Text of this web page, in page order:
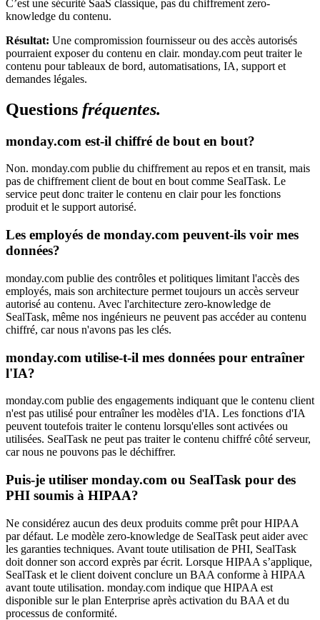
C’est une sécurité SaaS classique, pas du chiffrement zero-
knowledge du contenu.
Résultat: Une compromission fournisseur ou des accès autorisés
pourraient exposer du contenu en clair. monday.com peut traiter le
contenu pour tableaux de bord, automatisations, IA, support et
demandes légales.
Questions fréquentes.
monday.com est-il chiffré de bout en bout?
Non. monday.com publie du chiffrement au repos et en transit, mais
pas de chiffrement client de bout en bout comme SealTask. Le
service peut donc traiter le contenu en clair pour les fonctions
produit et le support autorisé.
Les employés de monday.com peuvent-ils voir mes
données?
monday.com publie des contrôles et politiques limitant l'accès des
employés, mais son architecture permet toujours un accès serveur
autorisé au contenu. Avec l'architecture zero-knowledge de
SealTask, même nos ingénieurs ne peuvent pas accéder au contenu
chiffré, car nous n'avons pas les clés.
monday.com utilise-t-il mes données pour entraîner
l'IA?
monday.com publie des engagements indiquant que le contenu client
n'est pas utilisé pour entraîner les modèles d'IA. Les fonctions d'IA
peuvent toutefois traiter le contenu lorsqu'elles sont activées ou
utilisées. SealTask ne peut pas traiter le contenu chiffré côté serveur,
car nous ne pouvons pas le déchiffrer.
Puis-je utiliser monday.com ou SealTask pour des
PHI soumis à HIPAA?
Ne considérez aucun des deux produits comme prêt pour HIPAA
par défaut. Le modèle zero-knowledge de SealTask peut aider avec
les garanties techniques. Avant toute utilisation de PHI, SealTask
doit donner son accord exprès par écrit. Lorsque HIPAA s’applique,
SealTask et le client doivent conclure un BAA conforme à HIPAA
avant toute utilisation. monday.com indique que HIPAA est
disponible sur le plan Enterprise après activation du BAA et du
processus de conformité.